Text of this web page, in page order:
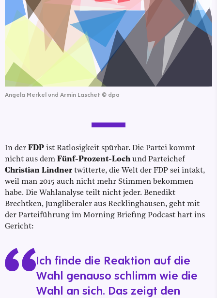
Angela Merkel und Armin Laschet © dpa
In der FDP ist Ratlosigkeit spürbar. Die Partei kommt
nicht aus dem Fünf-Prozent-Loch und Parteichef
Christian Lindnertwitterte, die Welt der FDP sei intakt,
weil man 2015 auch nicht mehr Stimmen bekommen
habe. Die Wahlanalyse teilt nicht jeder. Benedikt
Brechtken, Jungliberaler aus Recklinghausen, geht mit
der Parteiführung im Morning Briefing Podcast hart ins
Gericht:
Ich finde die Reaktion auf die
Wahl genauso schlimm wie die
Wahl an sich. Das zeigt den